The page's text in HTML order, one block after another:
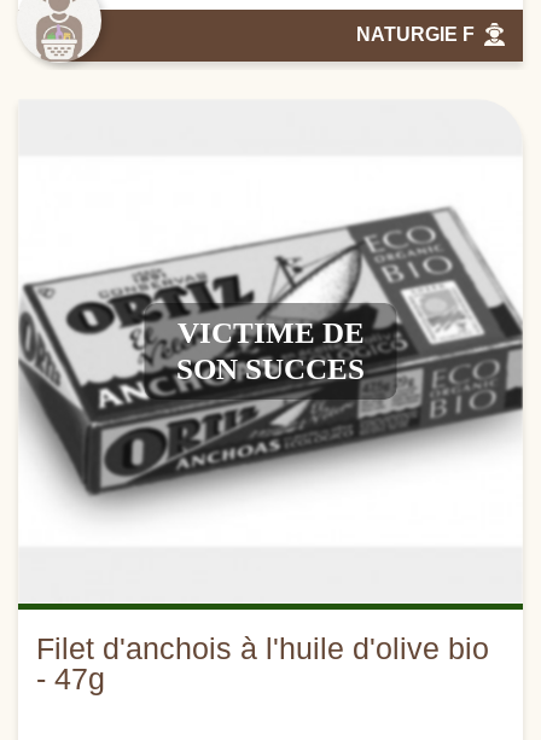
NATURGIE F
VICTIME DE
SON SUCCES
Filet d'anchois à l'huile d'olive bio
- 47g